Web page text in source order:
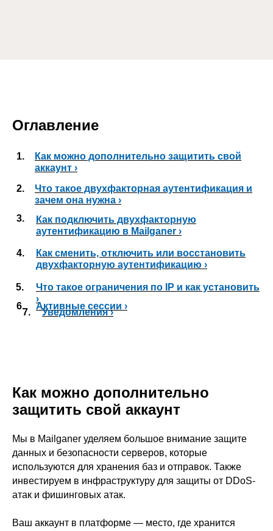
Оглавление
2.
Что такое двухфакторная аутентификация и
зачем она нужна ›
1.
Как можно дополнительно защитить свой
аккаунт ›
3.
Как подключить двухфакторную
аутентификацию в Mailganer ›
4.
Как сменить, отключить или восстановить
двухфакторную аутентификацию ›
5.
Что такое ограничения по IP и как установить
›
6. Активные сессии ›
7. Уведомления ›
Как можно дополнительно
защитить свой аккаунт
Мы в Mailganer уделяем большое внимание защите
данных и безопасности серверов, которые
используются для хранения баз и отправок. Также
инвестируем в инфраструктуру для защиты от DDoS-
атак и фишинговых атак.
Ваш аккаунт в платформе — место, где хранится